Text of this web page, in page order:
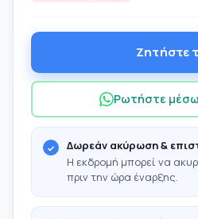
Ζητήστε
Ρωτήστε
Δωρεάν ακύρωση &
Η εκδρομή μπορεί να
πριν την ώρα έναρξης.